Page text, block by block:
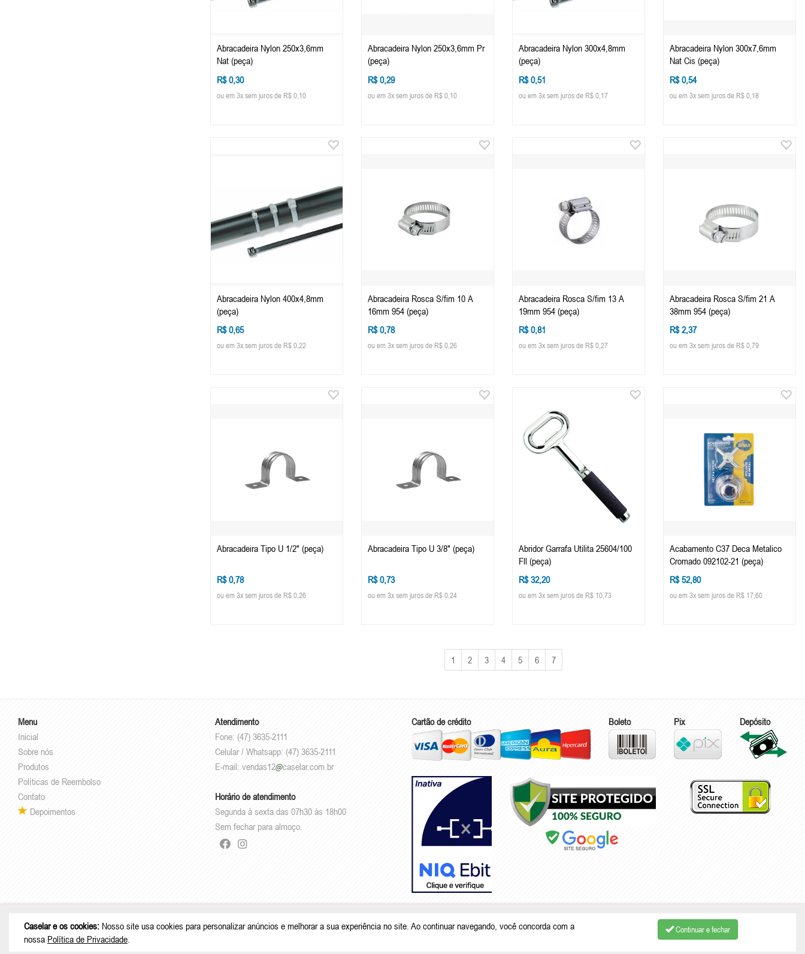
Abracadeira Nylon 250x3,6mm
Nat (peça)
R$ 0,30
ou em 3x sem juros de R$ 0,10
Abracadeira Nylon 250x3,6mm Pr
(peça)
R$ 0,29
ou em 3x sem juros de R$ 0,10
Abracadeira Nylon 300x4,8mm
(peça)
R$ 0,51
ou em 3x sem juros de R$ 0,17
Abracadeira Nylon 300x7,6mm
Nat Cis (peça)
R$ 0,54
ou em 3x sem juros de R$ 0,18
Abracadeira Nylon 400x4,8mm
(peça)
R$ 0,65
ou em 3x sem juros de R$ 0,22
Abracadeira Rosca S/fim 10 A
16mm 954 (peça)
R$ 0,78
ou em 3x sem juros de R$ 0,26
Abracadeira Rosca S/fim 13 A
19mm 954 (peça)
R$ 0,81
ou em 3x sem juros de R$ 0,27
Abracadeira Rosca S/fim 21 A
38mm 954 (peça)
R$ 2,37
ou em 3x sem juros de R$ 0,79
Abracadeira Tipo U 1/2" (peça)
R$ 0,78
ou em 3x sem juros de R$ 0,26
Abracadeira Tipo U 3/8" (peça)
R$ 0,73
ou em 3x sem juros de R$ 0,24
Abridor Garrafa Utilita 25604/100
Fll (peça)
R$ 32,20
ou em 3x sem juros de R$ 10,73
Acabamento C37 Deca Metalico
Cromado 092102-21 (peça)
R$ 52,80
ou em 3x sem juros de R$ 17,60
1 2 3 4 5 6 7
Menu
Inicial
Sobre nós
Produtos
Políticas de Reembolso
Contato
Depoimentos
Atendimento
Fone: (47) 3635-2111
Celular / Whatsapp: (47) 3635-2111
E-mail: vendas12 caselar.com.br
Horário de atendimento
Segunda à sexta das 07h30 às 18h00
Sem fechar para almoço.
Cartão de crédito Boleto Pix Depósito
© Copyright 2026 - Caselar - CNPJ: 05.101.950/0001-26 | Rodovia Deputado Genésio Tureck, 222 - Boehmerwald - São Bento do Sul - SC | CEP: 89287-875
Caselar e os cookies: Nosso site usa cookies para personalizar anúncios e melhorar a sua experiência no site. Ao continuar navegando, você concorda com a
nossa Política de Privacidade
Continuar e fechar